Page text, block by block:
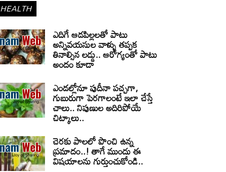
HEALTH
ఎదిగే ఆడపిల్లలతో పాటు
అన్నివయసుల వాళ్ళు తప్పక
తినాల్సిన లడ్డు.. ఆరోగ్యంతో పాటు
అందం కూడా
ఎండల్లోనూ పుదీనా పచ్చగా,
గుబురుగా పెరగాలంటే ఇలా చేస్తే
చాలు.. నిపుణుల అదిరిపోయే
చిట్కాలు..
చెరకు పాలలో పొంచి ఉన్న
ప్రమాదం..! తాగే ముందు ఈ
విషయాలను గుర్తుంచుకోండి..